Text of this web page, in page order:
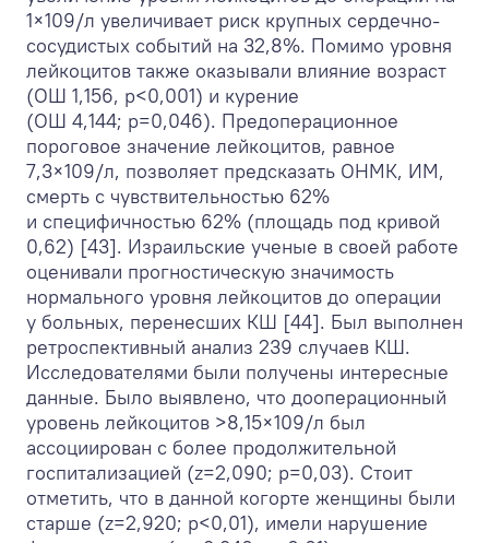
1×109/л увеличивает риск крупных сердечно-
сосудистых событий на 32,8%. Помимо уровня
лейкоцитов также оказывали влияние возраст
(ОШ 1,156, р<0,001) и курение
(ОШ 4,144; р=0,046). Предоперационное
пороговое значение лейкоцитов, равное
7,3×109/л, позволяет предсказать ОНМК, ИМ,
смерть с чувствительностью 62%
и специфичностью 62% (площадь под кривой
0,62) [43]. Израильские ученые в своей работе
оценивали прогностическую значимость
нормального уровня лейкоцитов до операции
у больных, перенесших КШ [44]. Был выполнен
ретроспективный анализ 239 случаев КШ.
Исследователями были получены интересные
данные. Было выявлено, что дооперационный
уровень лейкоцитов >8,15×109/л был
ассоциирован с более продолжительной
госпитализацией (z=2,090; р=0,03). Стоит
отметить, что в данной когорте женщины были
старше (z=2,920; р<0,01), имели нарушение